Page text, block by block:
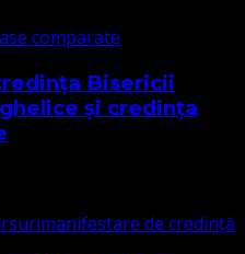
comparate
Bisericii
și credința
manifestare de credință